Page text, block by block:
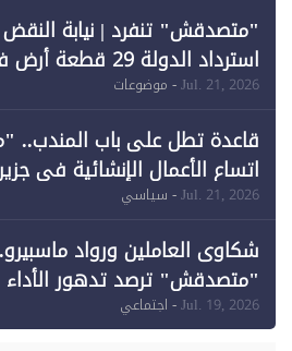
"متصدقش" تنفرد | نيابة
استرداد الدولة
وقبول طعن الحكومة جزئيًا (1)
Jul. 21, 2026- موضوعات
قاعدة تطل على باب
اتساع الأعمال الإنشائية في
Jul. 21, 2026- سياسي
شكاوى العاملين ورواد
"متصدقش" ترصد تدهور الأداء
للإعلام"
Jul. 19, 2026- اجتماعي